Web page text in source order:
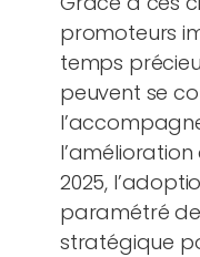
promoteurs
temps
peuvent se
l’amélioration
2025,
paramétré
stratégique